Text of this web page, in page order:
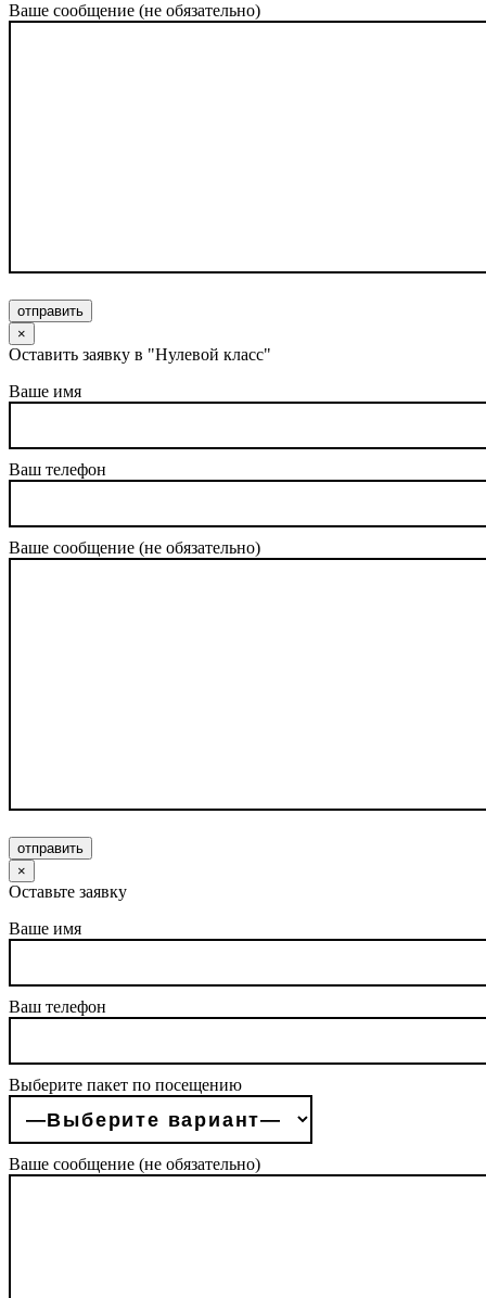
Ваше сообщение (не обязательно)
отправить
×
Оставить заявку в "Нулевой класс"
Ваше имя
Ваш телефон
Ваше сообщение (не обязательно)
отправить
×
Оставьте заявку
Ваше имя
Ваш телефон
Выберите пакет по посещению
Ваше сообщение (не обязательно)